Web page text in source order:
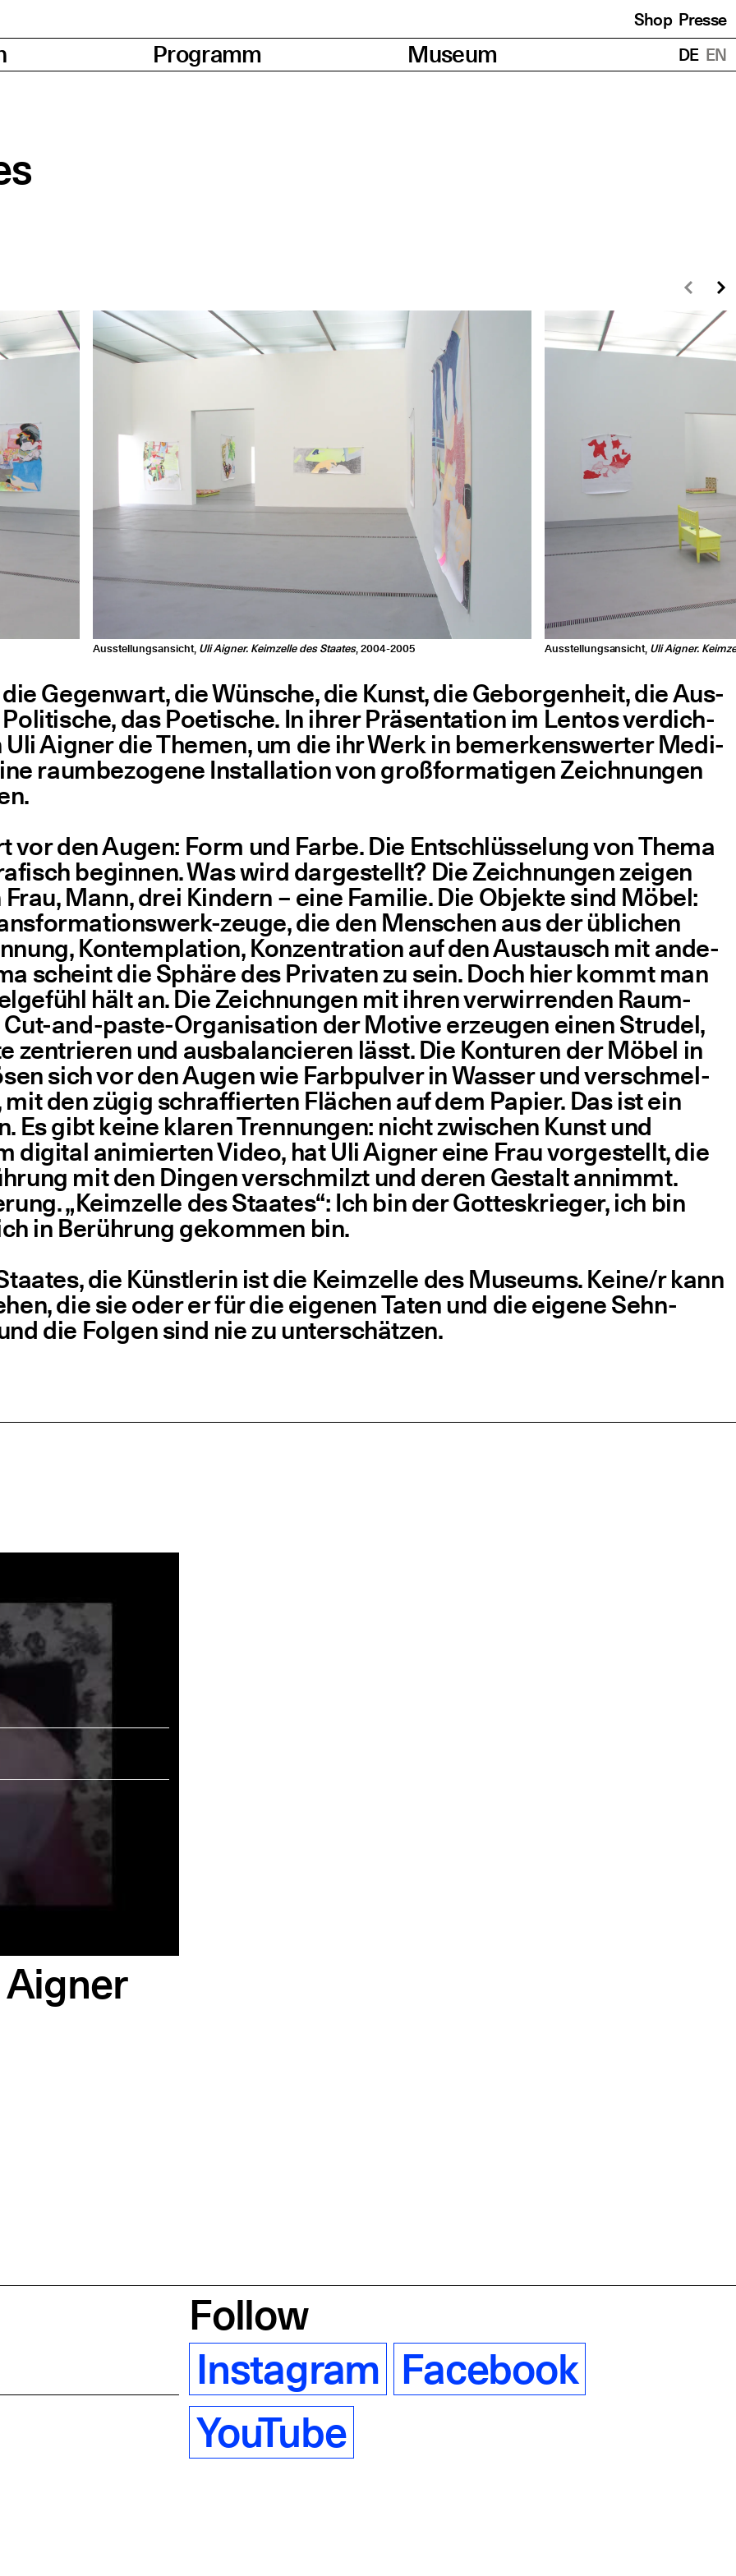
Shop Presse
Programm Museum Übersetzungen
DE EN
Ausstellungsansicht, Uli Aigner. Keimzelle des Staates, 2004-2005 Ausstellungsansicht, Uli Aigner.
Gegen­wart, die Wün­sche, die Kunst, die Gebor­gen­heit, die Aus­
das Poe­ti­sche. In ihrer Prä­sen­ta­ti­on im Lentos ver­dich­
Aigner die The­men, um die ihr Werk in bemer­kens­wer­ter Medi­
raum­be­zo­ge­ne Instal­la­ti­on von groß­for­ma­ti­gen Zeich­nun­gen
den Augen: Form und Far­be. Die Ent­schlüs­se­lung von The­ma
begin­nen. Was wird dar­ge­stellt? Die Zeich­nun­gen zei­gen
Mann, drei Kin­dern – eine Fami­lie. Die Objek­te sind Möbel:
zeu­ge, die den Men­schen aus der übli­chen
Kon­tem­pla­ti­on, Kon­zen­tra­ti­on auf den Aus­tausch mit ande­
scheint die Sphä­re des Pri­va­ten zu sein. Doch hier kommt man
hält an. Die Zeich­nun­gen mit ihren ver­wir­ren­den Raum­
and-pas­te-Orga­ni­sa­ti­on der Moti­ve erzeu­gen einen Stru­del,
zen­trie­ren und aus­ba­lan­cie­ren lässt. Die Kon­tu­ren der Möbel in
sich vor den Augen wie Farb­pul­ver in Was­ser und ver­schmel­
den zügig schraf­fier­ten Flä­chen auf dem Papier. Das ist ein
Es gibt kei­ne kla­ren Tren­nun­gen: nicht zwi­schen Kunst und
digi­tal ani­mier­ten Video, hat Uli Aigner eine Frau vor­ge­stellt, die
mit den Din­gen ver­schmilzt und deren Gestalt annimmt.
„Keim­zel­le des Staa­tes“: Ich bin der Got­tes­krie­ger, ich bin
in Berüh­rung gekom­men bin.
die Künst­le­rin ist die Keim­zel­le des Muse­ums. Keine/​r kann
die sie oder er für die eige­nen Taten und die eige­ne Sehn­
die Fol­gen sind nie zu unterschätzen.
Aigner
Follow
Instagram Facebook
YouTube